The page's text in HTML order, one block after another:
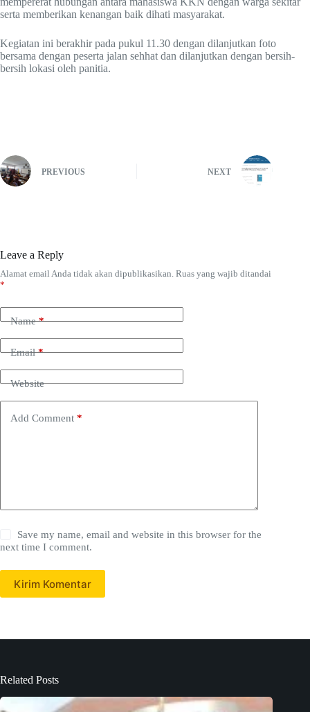
serta memberikan kenangan baik dihati masyarakat.
Kegiatan ini berakhir pada pukul 11.30 dengan dilanjutkan foto
bersama dengan peserta jalan sehhat dan dilanjutkan dengan bersih-
bersih lokasi oleh panitia.
PREVIOUS NEXT
Leave a Reply
Alamat email Anda tidak akan dipublikasikan. Ruas yang wajib ditandai
*
Name*
Email*
Website
Add Comment *
Save my name, email and website in this browser for the
next time I comment.
Kirim Komentar
Related Posts